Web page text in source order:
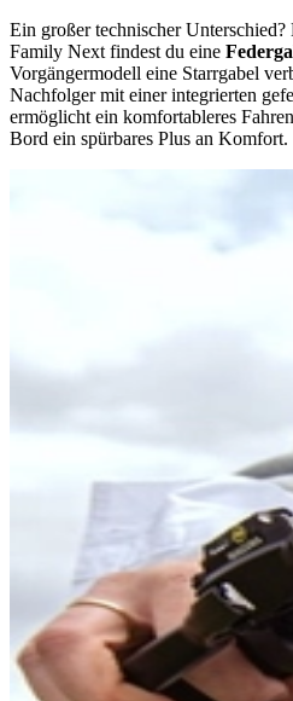
Ein großer technischer
Family Next findest du eine
Vorgängermodell eine Starrgabel
Nachfolger mit einer integrierten
ermöglicht ein komfortableres
Bord ein spürbares Plus an Komfort.